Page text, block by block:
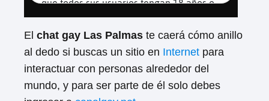
El chat gay Las Palmas te caerá cómo anillo
al dedo si buscas un sitio en Internet para
interactuar con personas alrededor del
mundo, y para ser parte de él solo debes